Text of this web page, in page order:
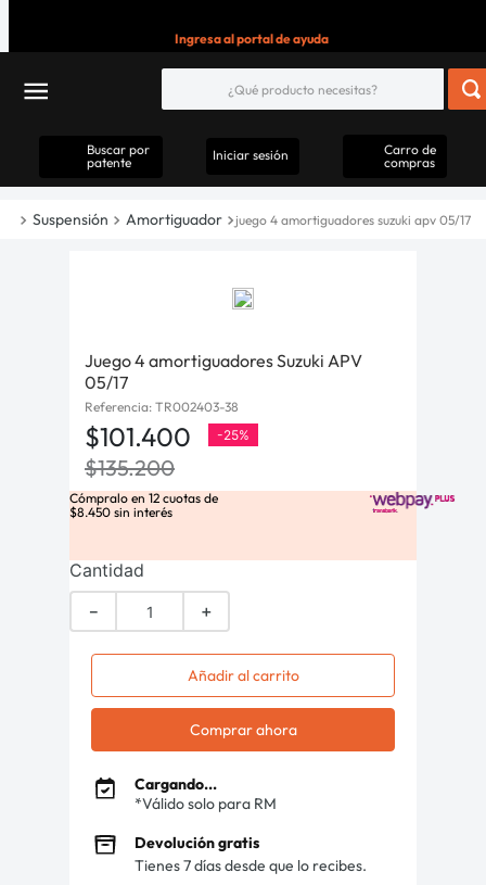
Ingresa al portal de ayuda
Buscar por
patente
Iniciar sesión
Carro de
compras
Suspensión Amortiguador juego 4 amortiguadores suzuki apv 05/17
Juego 4 amortiguadores Suzuki APV
05/17
Referencia: TR002403-38
$101.400 -25%
$135.200
Cómpralo en 12 cuotas de
$8.450 sin interés
Cantidad
＋
－
Añadir al carrito
Comprar ahora
Cargando...
*Válido solo para RM
Devolución gratis
Tienes 7 días desde que lo recibes.